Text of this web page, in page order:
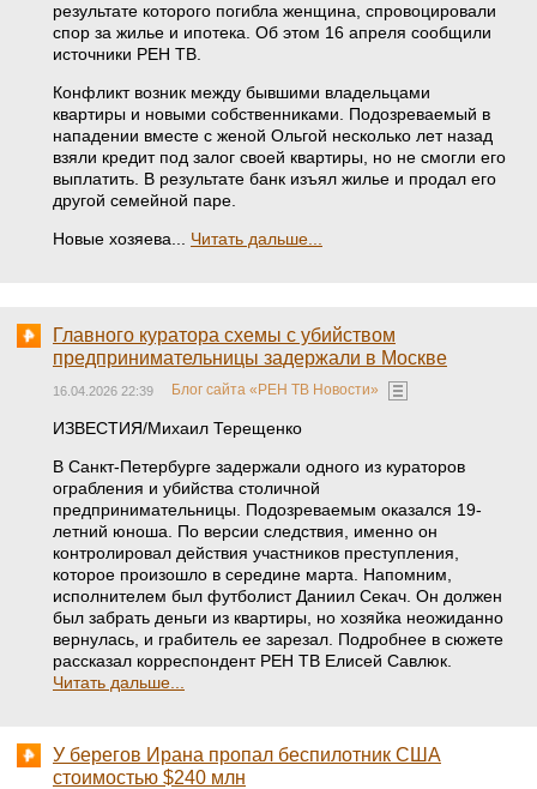
результате которого погибла женщина, спровоцировали
спор за жилье и ипотека. Об этом 16 апреля сообщили
источники РЕН ТВ.
Конфликт возник между бывшими владельцами
квартиры и новыми собственниками. Подозреваемый в
нападении вместе с женой Ольгой несколько лет назад
взяли кредит под залог своей квартиры, но не смогли его
выплатить. В результате банк изъял жилье и продал его
другой семейной паре.
Новые хозяева... Читать дальше...
Главного куратора схемы с убийством
предпринимательницы задержали в Москве
16.04.2026 22:39 Блог сайта «РЕН ТВ Новости»
ИЗВЕСТИЯ/Михаил Терещенко
В Санкт-Петербурге задержали одного из кураторов
ограбления и убийства столичной
предпринимательницы. Подозреваемым оказался 19-
летний юноша. По версии следствия, именно он
контролировал действия участников преступления,
которое произошло в середине марта. Напомним,
исполнителем был футболист Даниил Секач. Он должен
был забрать деньги из квартиры, но хозяйка неожиданно
вернулась, и грабитель ее зарезал. Подробнее в сюжете
рассказал корреспондент РЕН ТВ Елисей Савлюк.
Читать дальше...
У берегов Ирана пропал беспилотник США
стоимостью $240 млн